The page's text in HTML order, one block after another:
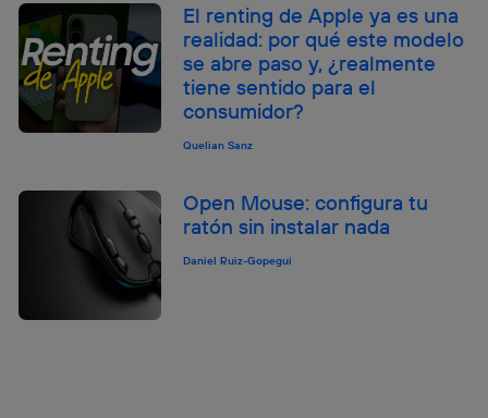
El renting de Apple ya es una
realidad: por qué este modelo
se abre paso y, ¿realmente
tiene sentido para el
consumidor?
Quelian Sanz
Open Mouse: configura tu
ratón sin instalar nada
Daniel Ruiz-Gopegui